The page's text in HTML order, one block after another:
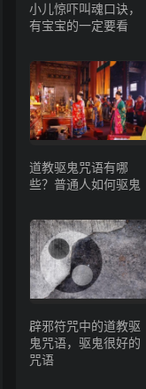
小儿惊吓叫魂口诀，
有宝宝的一定要看
道教驱鬼咒语有哪
些？普通人如何驱鬼
辟邪符咒中的道教驱
鬼咒语，驱鬼很好的
咒语